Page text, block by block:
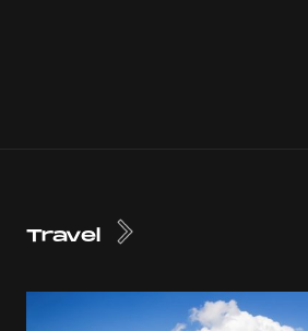
Travel